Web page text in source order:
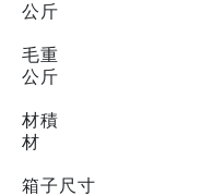
公斤
毛重
公斤
材積
材
箱子尺寸